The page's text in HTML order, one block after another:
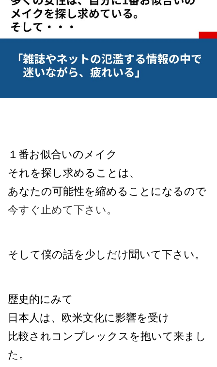
１番お似合いのメイク
それを探し求めることは、
あなたの可能性を縮めることになるので
今すぐ止めて下さい。
そして僕の話を少しだけ聞いて下さい。
歴史的にみて
日本人は、欧米文化に影響を受け
比較されコンプレックスを抱いて来まし
た。